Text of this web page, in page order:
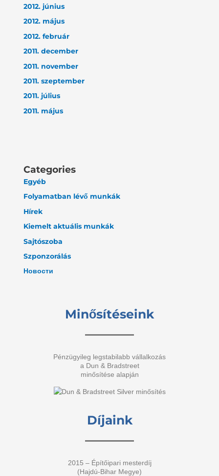
2012. június
2012. május
2012. február
2011. december
2011. november
2011. szeptember
2011. július
2011. május
Categories
Egyéb
Folyamatban lévő munkák
Hírek
Kiemelt aktuális munkák
Sajtószoba
Szponzorálás
Новости
Minősítéseink
Pénzügyileg legstabilabb vállalkozás
a Dun & Bradstreet
minősítése alapján
Díjaink
2015 – Építőipari mesterdíj
(Hajdú-Bihar Megye)